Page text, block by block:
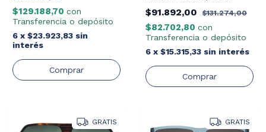
$129.188,70 con
Transferencia o depósito
6 x $23.923,83 sin
interés
$91.892,00
$131.274,00
$82.702,80 con
Transferencia o depósito
6 x $15.315,33 sin interés
GRATIS GRATIS